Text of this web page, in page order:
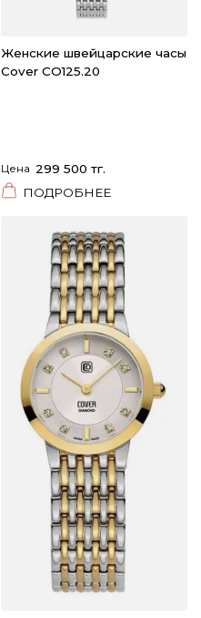
Женские швейцарские часы
Cover CO125.20
Цена 299 500 тг.
ПОДРОБНЕЕ